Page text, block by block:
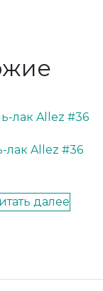
лак Allez #36
далее